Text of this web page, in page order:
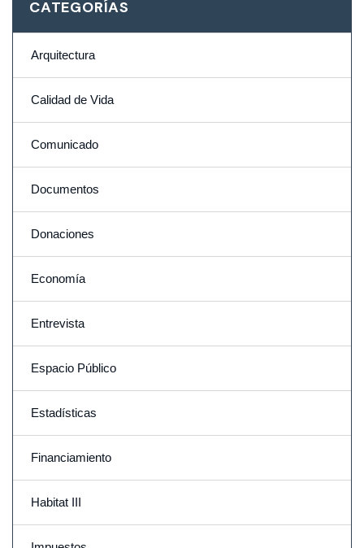
CATEGORÍAS
Arquitectura
Calidad de Vida
Comunicado
Documentos
Donaciones
Economía
Entrevista
Espacio Público
Estadísticas
Financiamiento
Habitat III